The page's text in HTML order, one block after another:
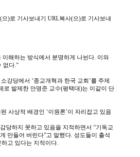
)로 기사보내기 URL복사(으)로 기사보내
해하는 방식에서 분명하게 나뉜다. 이와
없다.”
강당에서 ‘종교개혁과 한국 교회’를 주제
로 발제한 안명준 교수(평택대)는 이같이 단
사상적 배경인 ‘이원론’이 자리잡고 있음
당하지 못하고 있음을 지적하면서 “기독교
만들어 버린다”고 말했다. 성도들이 출석
고 있다는 지적이다.